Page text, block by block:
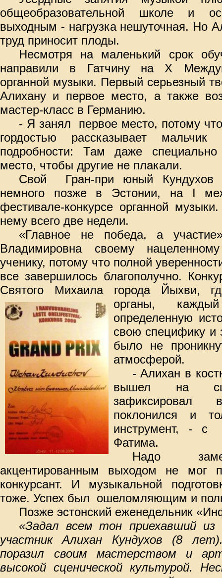
общеобразовательной школе и
выходным - нагрузка нешуточная. Но
труд приносит плоды.
Несмотря на маленький срок
направили в Гатчину на X
органной музыки. Первый серьезный
Алихану и первое место, а также
мастер-класс в Германию.
- Я занял первое место, потому
гордостью рассказывает
подробности: Там даже
место, чтобы другие не плакали.
Свой
Гран-при юный
немного позже в Эстонии, на I
фестивале-конкурсе органной
нему всего две недели.
«Главное не победа, а
Владимировна своему
ученику, потому что полной
все завершилось благополучно.
Святого Михаила города Йыхви,
органы,
определенную
свою специфику и
было не
атмосферой.
- Алихан в
вышел на
зафиксировал
поклонился и
инструмент, - с
Фатима.
Надо зам
акцентированным выходом не мог
конкурсант. И музыкальной
тоже. Успех был ошеломляющим и
Позже эстонский еженедельник
«Задал всем тон приехавший
участник Алихан Кундухов (8
поразил своим мастерством и
высокой сценической культурой.